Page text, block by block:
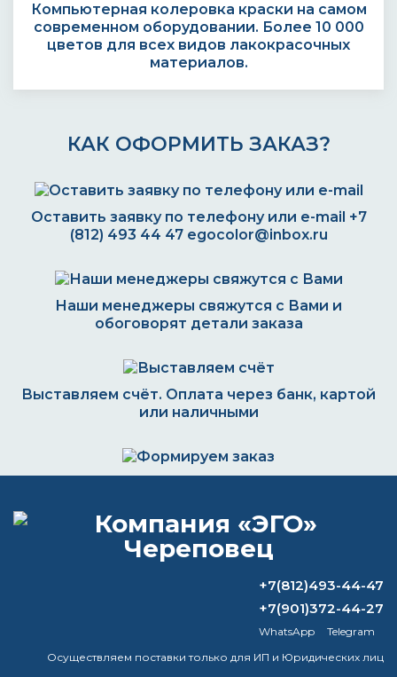
Компьютерная колеровка краски на самом
современном оборудовании. Более 10 000
цветов для всех видов лакокрасочных
материалов.
КАК ОФОРМИТЬ ЗАКАЗ?
Оставить заявку по телефону или e-mail +7
(812) 493 44 47 egocolor@inbox.ru
Наши менеджеры свяжутся с Вами и
обоговорят детали заказа
Выставляем счёт. Оплата через банк, картой
или наличными
ВОПРОС-ОТВЕТ
+7(812)493-44-47
+7(901)372-44-27
WhatsApp
Telegram
Осуществляем поставки только для ИП и Юридических лиц